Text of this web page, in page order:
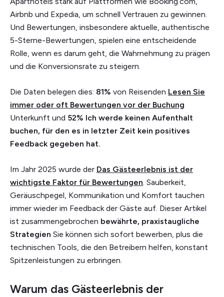
Airbnb und Expedia, um schnell Vertrauen zu gewinnen.
Und Bewertungen, insbesondere aktuelle, authentische
5-Sterne-Bewertungen, spielen eine entscheidende
Rolle, wenn es darum geht, die Wahrnehmung zu prägen
und die Konversionsrate zu steigern.
Die Daten belegen dies: 81% von Reisenden Lesen Sie
immer oder oft Bewertungen vor der Buchung
Unterkunft und 52% Ich werde keinen Aufenthalt
buchen, für den es in letzter Zeit kein positives
Feedback gegeben hat.
Im Jahr 2025 wurde der Das Gästeerlebnis ist der
wichtigste Faktor für Bewertungen. Sauberkeit,
Geräuschpegel, Kommunikation und Komfort tauchen
immer wieder im Feedback der Gäste auf. Dieser Artikel
ist zusammengebrochen bewährte, praxistaugliche
Strategien Sie können sich sofort bewerben, plus die
technischen Tools, die den Betreibern helfen, konstant
Spitzenleistungen zu erbringen.
Warum das Gästeerlebnis der